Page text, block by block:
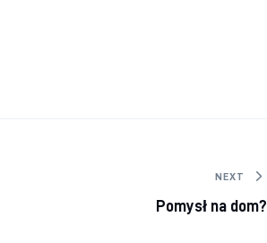
NEXT
Pomysł na dom?